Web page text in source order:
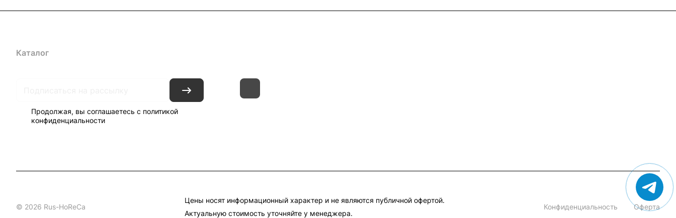
Каталог
Продолжая, вы соглашаетесь с политикой
конфиденциальности
© 2026 Rus-HoReCa
Цены носят информационный характер и не являются публичной офертой.
Актуальную стоимость уточняйте у менеджера.
Конфиденциальность Оферта